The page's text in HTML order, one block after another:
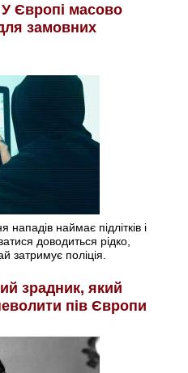
У Європі масово
замовних
наймає підлітків і
доводиться рідко,
затримує поліція.
зрадник, який
пів Європи